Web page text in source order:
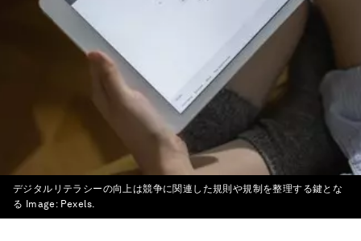
デジタルリテラシーの向上は競争に関連した規則や規制を整理する鍵とな
る
Image: Pexels.